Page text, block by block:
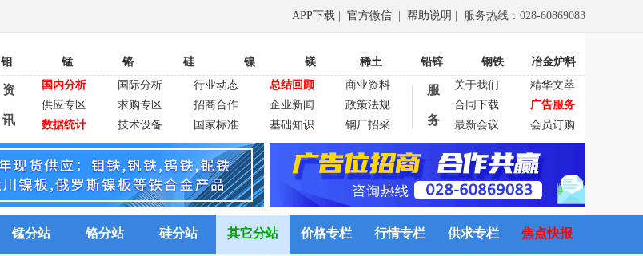
APP下载 官方微信 帮助说明 | 服务热线：028-60869083
钼 锰 铬 硅 镍 镁 稀土 铅锌 钢铁 冶金炉料
资
讯
国内分析 国际分析 行业动态 总结回顾
商业资料
供应专区
求购专区 招商合作 企业新闻
政策法规
数据统计
技术设备 国家标准 基础知识 钢厂招采
服
务
关于我们
精华文萃
合同下载
广告服务
最新会议
会员订购
锰分站 铬分站 硅分站 其它分站 价格专栏 行情专栏 供求专栏 焦点快报